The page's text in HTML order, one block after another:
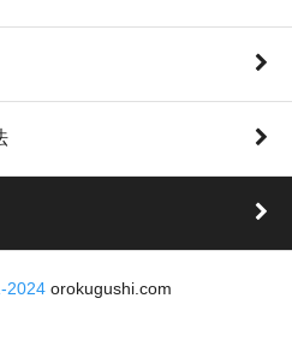
2024 orokugushi.com